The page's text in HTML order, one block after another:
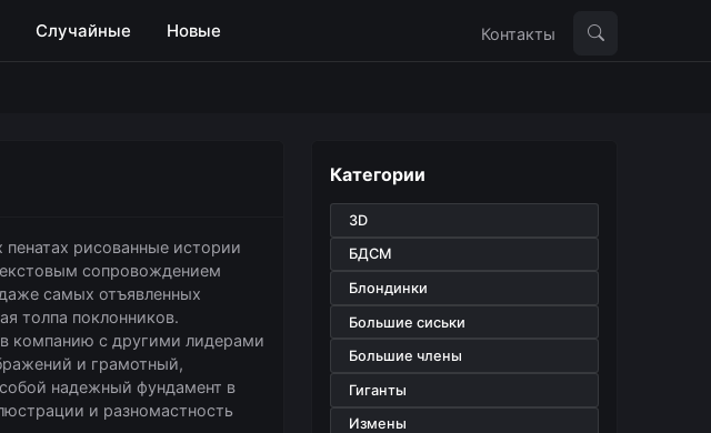
Случайные Новые Контакты
рисованные истории
сопровождением
самых отъявленных
толпа поклонников.
компанию с другими лидерами
и грамотный,
надежный фундамент в
и разномастность
Категории
3D
БДСМ
Блондинки
Большие сиськи
Большие члены
Гиганты
Измены